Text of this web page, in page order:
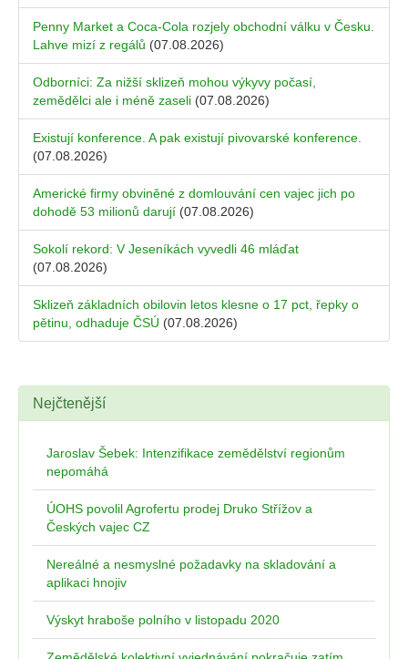
Penny Market a Coca-Cola rozjely obchodní válku v Česku.
Lahve mizí z regálů (07.08.2026)
Odborníci: Za nižší sklizeň mohou výkyvy počasí,
zemědělci ale i méně zaseli (07.08.2026)
Existují konference. A pak existují pivovarské konference.
(07.08.2026)
Americké firmy obviněné z domlouvání cen vajec jich po
dohodě 53 milionů darují (07.08.2026)
Sokolí rekord: V Jeseníkách vyvedli 46 mláďat
(07.08.2026)
Sklizeň základních obilovin letos klesne o 17 pct, řepky o
pětinu, odhaduje ČSÚ (07.08.2026)
Nejčtenější
Jaroslav Šebek: Intenzifikace zemědělství regionům
nepomáhá
ÚOHS povolil Agrofertu prodej Druko Střížov a
Českých vajec CZ
Nereálné a nesmyslné požadavky na skladování a
aplikaci hnojiv
Výskyt hraboše polního v listopadu 2020